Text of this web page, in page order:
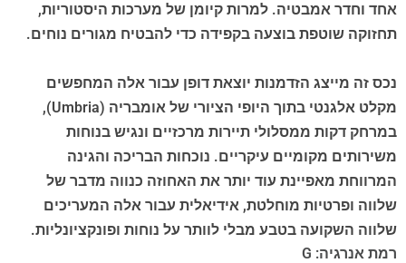
אחד וחדר אמבטיה. למרות קיומן של מערכות היסטוריות,
תחזוקה שוטפת בוצעה בקפידה כדי להבטיח מגורים נוחים.
נכס זה מייצג הזדמנות יוצאת דופן עבור אלה המחפשים
מקלט אלגנטי בתוך היופי הציורי של אומבריה (Umbria),
במרחק דקות ממסלולי תיירות מרכזיים ונגיש בנוחות
משירותים מקומיים עיקריים. נוכחות הבריכה והגינה
המרווחת מאפיינת עוד יותר את האחוזה כנווה מדבר של
שלווה ופרטיות מוחלטת, אידיאלית עבור אלה המעריכים
שלווה השקועה בטבע מבלי לוותר על נוחות ופונקציונליות.
רמת אנרגיה: G